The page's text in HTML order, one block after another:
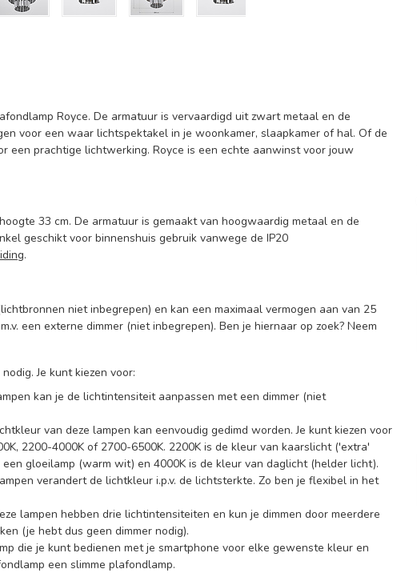
Royce. De armatuur is vervaardigd uit zwart metaal en de
voor een waar lichtspektakel in je woonkamer, slaapkamer of hal. Of de
een prachtige lichtwerking. Royce is een echte aanwinst voor jouw
33 cm. De armatuur is gemaakt van hoogwaardig metaal en de
geschikt voor binnenshuis gebruik vanwege de IP20
.
niet inbegrepen) en kan een maximaal vermogen aan van 25
een externe dimmer (niet inbegrepen). Ben je hiernaar op zoek? Neem
Je kunt kiezen voor:
kan je de lichtintensiteit aanpassen met een dimmer (niet
van deze lampen kan eenvoudig gedimd worden. Je kunt kiezen voor
2200-4000K of 2700-6500K. 2200K is de kleur van kaarslicht ('extra'
gloeilamp (warm wit) en 4000K is de kleur van daglicht (helder licht).
verandert de lichtkleur i.p.v. de lichtsterkte. Zo ben je flexibel in het
lampen hebben drie lichtintensiteiten en kun je dimmen door meerdere
(je hebt dus geen dimmer nodig).
die je kunt bedienen met je smartphone voor elke gewenste kleur en
een slimme plafondlamp.